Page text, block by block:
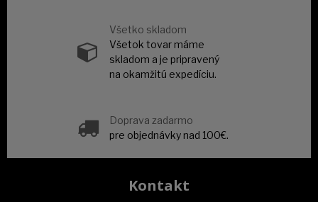
Všetko skladom
Všetok tovar máme
skladom a je pripravený
na okamžitú expedíciu.
Doprava zadarmo
pre objednávky nad 100€.
Kontakt